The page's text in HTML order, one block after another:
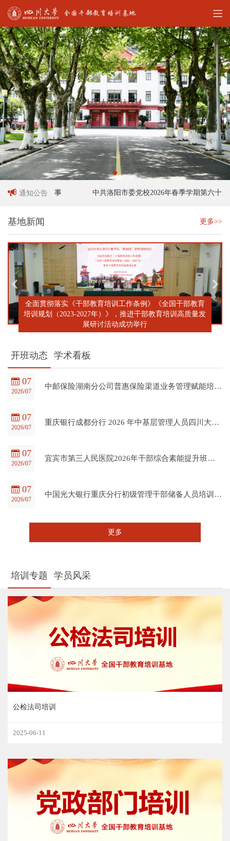
通知公告
人员招聘启事 中共洛阳市委党校2026年春季学期第六十六期
基地新闻 更多>>
全面贯彻落实《干部教育培训工作条例》《全国干部教育
培训规划（2023-2027年）》，推进干部教育培训高质量发
展研讨活动成功举行
开班动态 学术看板
07
2026/07
中邮保险湖南分公司普惠保险渠道业务管理赋能培训班在四川大学全国干部教育培训基地顺利开班
07
2026/07
重庆银行成都分行 2026 年中基层管理人员四川大学培训项目（第一期）在四川大学全国干部教育培训基地顺利开班
07
2026/07
宜宾市第三人民医院2026年干部综合素能提升班在四川大学全国干部教育培训基地顺利开班
07
2026/07
中国光大银行重庆分行初级管理干部储备人员培训班在四川大学全国干部教育培训基地顺利开班
更多
培训专题 学员风采
公检法司培训
2025-06-11